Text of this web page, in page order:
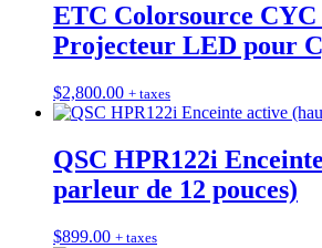
ETC Colorsource CYC
Projecteur LED pour
$2,800.00 + taxes
QSC HPR122i
parleur de 12 pouces)
$899.00 + taxes